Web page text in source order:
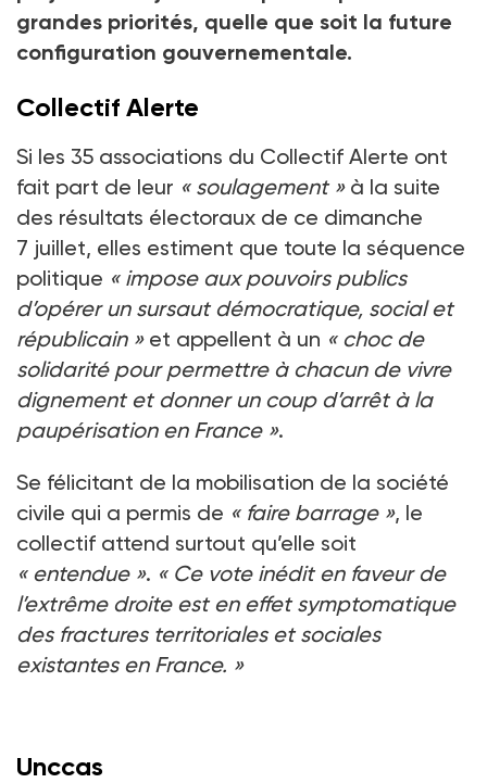
grandes priorités, quelle que soit la future
configuration gouvernementale.
Collectif Alerte
Si les 35 associations du Collectif Alerte ont
fait part de leur « soulagement »à la suite
des résultats électoraux de ce dimanche
7 juillet, elles estiment que toute la séquence
politique « impose aux pouvoirs publics
d’opérer un sursaut démocratique, social et
républicain »et appellent à un « choc de
solidarité pour permettre à chacun de vivre
dignement et donner un coup d’arrêt à la
paupérisation en France ».
Se félicitant de la mobilisation de la société
civile qui a permis de « faire barrage », le
collectif attend surtout qu’elle soit
« entendue ». « Ce vote inédit en faveur de
l’extrême droite est en effet symptomatique
des fractures territoriales et sociales
existantes en France. »
Unccas